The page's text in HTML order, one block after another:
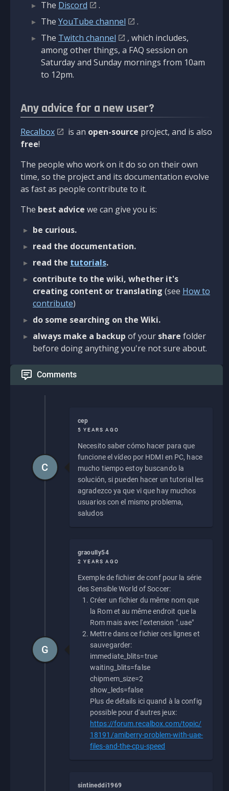
The Discord
.
The YouTube channel
.
The Twitch channel
, which includes,
among other things, a FAQ session on
Saturday and Sunday mornings from 10am
to 12pm.
Any advice for a new user?
Recalbox is an open-source project, and is also
free!
The people who work on it do so on their own
time, so the project and its documentation evolve
as fast as people contribute to it.
The best advice we can give you is:
be curious.
read the documentation.
read the tutorials.
contribute to the wiki, whether it's
creating content or translating (see How to
contribute)
do some searching on the Wiki.
always make a backup of your share folder
before doing anything you're not sure about.
Comments
cep
5 YEARS AGO
Necesito saber cómo hacer para que
funcione el vídeo por HDMI en PC, hace
mucho tiempo estoy buscando la
solución, si pueden hacer un tutorial les
agradezco ya que vi que hay muchos
usuarios con el mismo problema,
saludos
C
graoully54
2 YEARS AGO
Exemple de fichier de conf pour la série
des Sensible World of Soccer:
Créer un fichier du même nom que
la Rom et au même endroit que la
Rom mais avec l'extension ".uae"
Mettre dans ce fichier ces lignes et
sauvegarder:
immediate_blits=true
waiting_blits=false
chipmem_size=2
show_leds=false
Plus de détails ici quand à la config
possible pour d'autres jeux:
https://forum.recalbox.com/topic/
18191/amiberry-problem-with-uae-
files-and-the-cpu-speed
G
sintineddi1969